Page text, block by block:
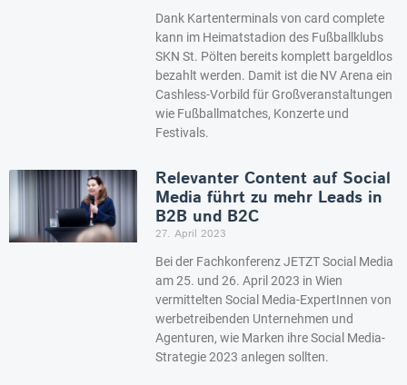
Dank Kartenterminals von card complete
kann im Heimatstadion des Fußballklubs
SKN St. Pölten bereits komplett bargeldlos
bezahlt werden. Damit ist die NV Arena ein
Cashless-Vorbild für Großveranstaltungen
wie Fußballmatches, Konzerte und
Festivals.
Relevanter Content auf Social
Media führt zu mehr Leads in
B2B und B2C
27. April 2023
Bei der Fachkonferenz JETZT Social Media
am 25. und 26. April 2023 in Wien
vermittelten Social Media-ExpertInnen von
werbetreibenden Unternehmen und
Agenturen, wie Marken ihre Social Media-
Strategie 2023 anlegen sollten.